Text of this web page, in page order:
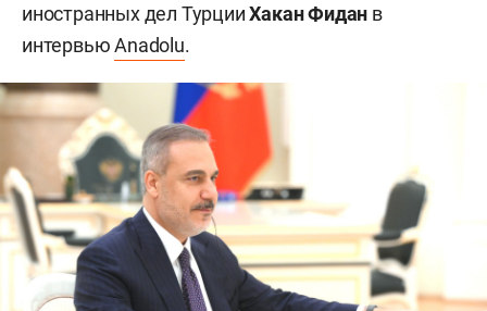
иностранных дел ТурцииХакан Фидан в
интервьюAnadolu.